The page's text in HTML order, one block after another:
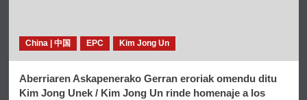
China | 中国 EPC Kim Jong Un
Aberriaren Askapenerako Gerran eroriak omendu ditu
Kim Jong Unek / Kim Jong Un rinde homenaje a los